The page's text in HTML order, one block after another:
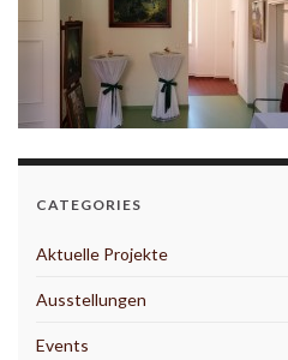
CATEGORIES
Aktuelle Projekte
Ausstellungen
Events